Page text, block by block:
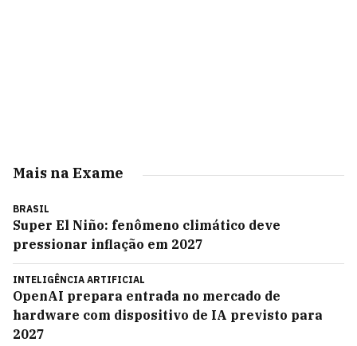
Mais na Exame
BRASIL
Super El Niño: fenômeno climático deve
pressionar inflação em 2027
INTELIGÊNCIA ARTIFICIAL
OpenAI prepara entrada no mercado de
hardware com dispositivo de IA previsto para
2027